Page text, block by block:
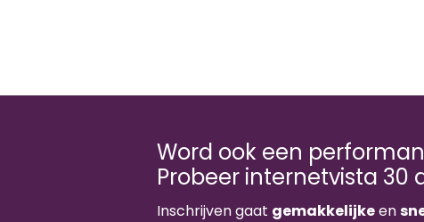
Word ook een
Probeer internetvista 30
Inschrijven gaat gemakkelijkeen